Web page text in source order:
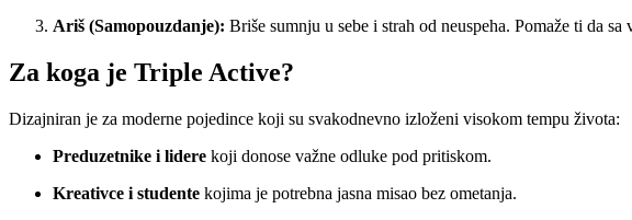
Ariš (Samopouzdanje): Briše sumnju u sebe i strah od neuspeha. Pomaže ti da
Za koga je Triple Active?
Dizajniran je za moderne pojedince koji su svakodnevno izloženi visokom tempu života:
Preduzetnike i lidere koji donose važne odluke pod pritiskom.
Kreativce i studente kojima je potrebna jasna misao bez ometanja.